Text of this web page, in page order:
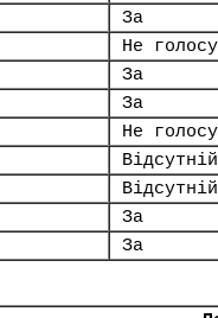
За
Не
За
За
Не
Відсутній
Відсутній
За
За